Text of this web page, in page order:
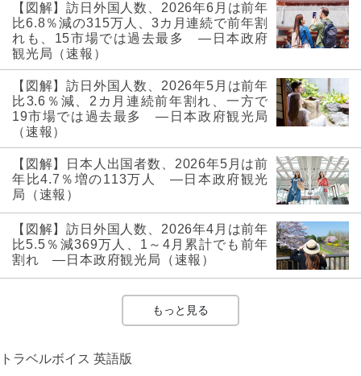
【図解】訪日外国人数、2026年6月は前年
比6.8％減の315万人、3カ月連続で前年割
れも、15市場では過去最多 ―日本政府
観光局（速報）
【図解】訪日外国人数、2026年5月は前年
比3.6％減、2カ月連続前年割れ、一方で
19市場では過去最多 ―日本政府観光局
（速報）
【図解】日本人出国者数、2026年5月は前
年比4.7％増の113万人 ―日本政府観光
局（速報）
【図解】訪日外国人数、2026年4月は前年
比5.5％減369万人、1～4月累計でも前年
割れ ―日本政府観光局（速報）
もっと見る
トラベルボイス 英語版